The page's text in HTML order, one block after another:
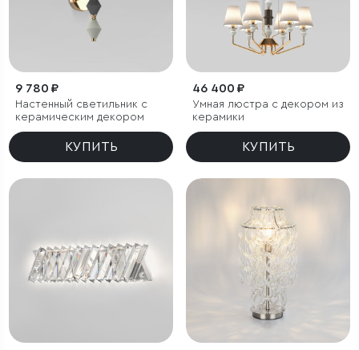
9 780 ₽
Настенный светильник с
керамическим декором
КУПИТЬ
46 400 ₽
Умная люстра с декором из
керамики
КУПИТЬ